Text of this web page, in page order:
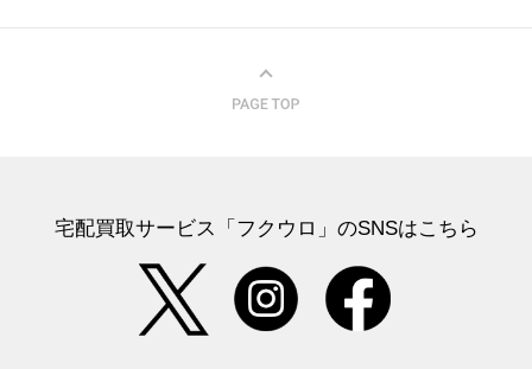
宅配買取サービス「フクウロ」のSNSはこちら